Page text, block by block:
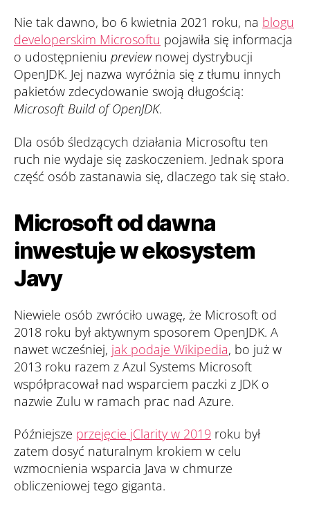
Nie tak dawno, bo 6 kwietnia 2021 roku, na blogu
developerskim Microsoftu pojawiła się informacja
o udostępnieniu previewnowej dystrybucji
OpenJDK. Jej nazwa wyróżnia się z tłumu innych
pakietów zdecydowanie swoją długością:
Microsoft Build of OpenJDK.
Dla osób śledzących działania Microsoftu ten
ruch nie wydaje się zaskoczeniem. Jednak spora
część osób zastanawia się, dlaczego tak się stało.
Microsoft od dawna
inwestuje w ekosystem
Javy
Niewiele osób zwróciło uwagę, że Microsoft od
2018 roku był aktywnym sposorem OpenJDK. A
nawet wcześniej, jak podaje Wikipedia, bo już w
2013 roku razem z Azul Systems Microsoft
współpracował nad wsparciem paczki z JDK o
nazwie Zulu w ramach prac nad Azure.
Późniejsze przejęcie jClarity w 2019 roku był
zatem dosyć naturalnym krokiem w celu
wzmocnienia wsparcia Java w chmurze
obliczeniowej tego giganta.